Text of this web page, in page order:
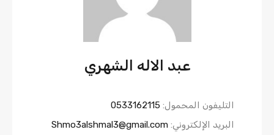
عبد الاله الشهري
التليفون المحمول: 0533162115
البريد الإلكتروني: Shmo3alshmal3@gmail.com